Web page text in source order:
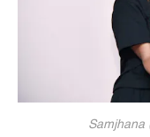
Samjhana